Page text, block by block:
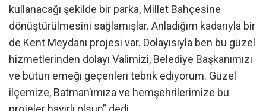
kullanacağı şekilde bir parka, Millet Bahçesine
dönüştürülmesini sağlamışlar. Anladığım kadarıyla bir
de Kent Meydanı projesi var. Dolayısıyla ben bu güzel
hizmetlerinden dolayı Valimizi, Belediye Başkanımızı
ve bütün emeği geçenleri tebrik ediyorum. Güzel
ilçemize, Batman’ımıza ve hemşehrilerimize bu